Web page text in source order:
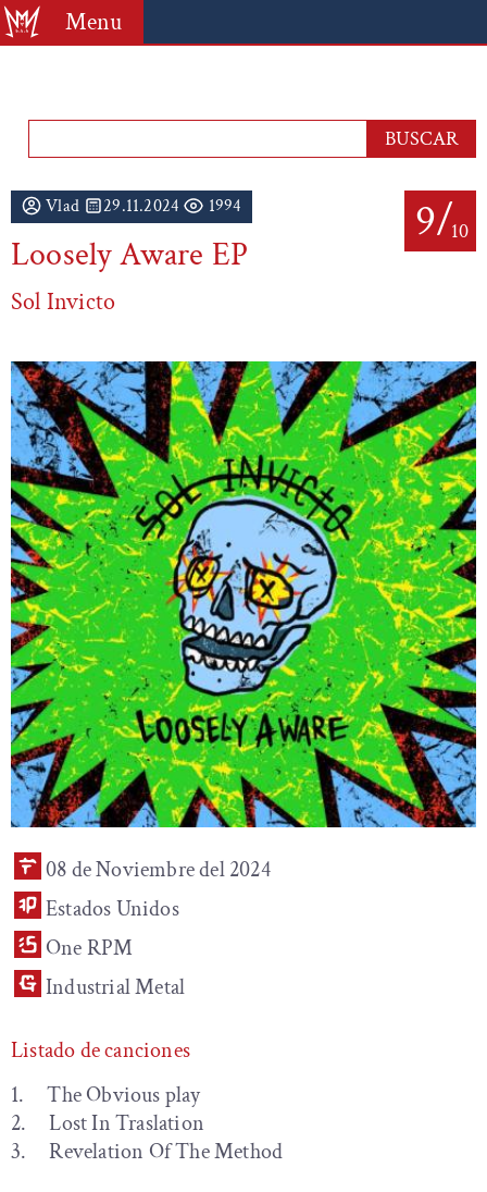
Menu
9/10
Vlad 29.11.2024 1994
Loosely Aware EP
Sol Invicto
08 de Noviembre del 2024
Estados Unidos
One RPM
Industrial Metal
Listado de canciones
1. The Obvious play
2. Lost In Traslation
3. Revelation Of The Method